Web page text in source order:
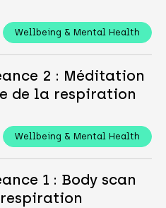
Wellbeing & Mental Health
2 : Méditation
de la respiration
Wellbeing & Mental Health
1 : Body scan